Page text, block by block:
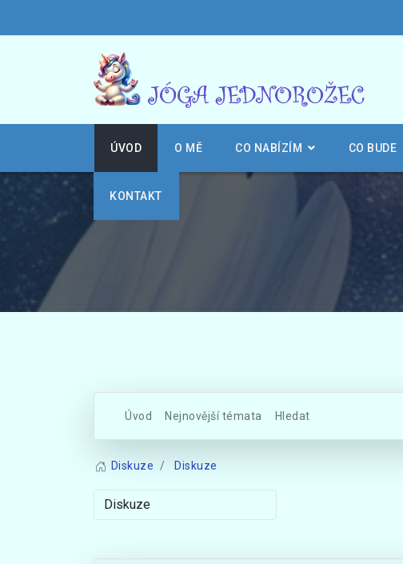
ÚVOD O MĚ CO NABÍZÍM CO BUDE
KONTAKT
Úvod Nejnovější témata Hledat
Diskuze Diskuze